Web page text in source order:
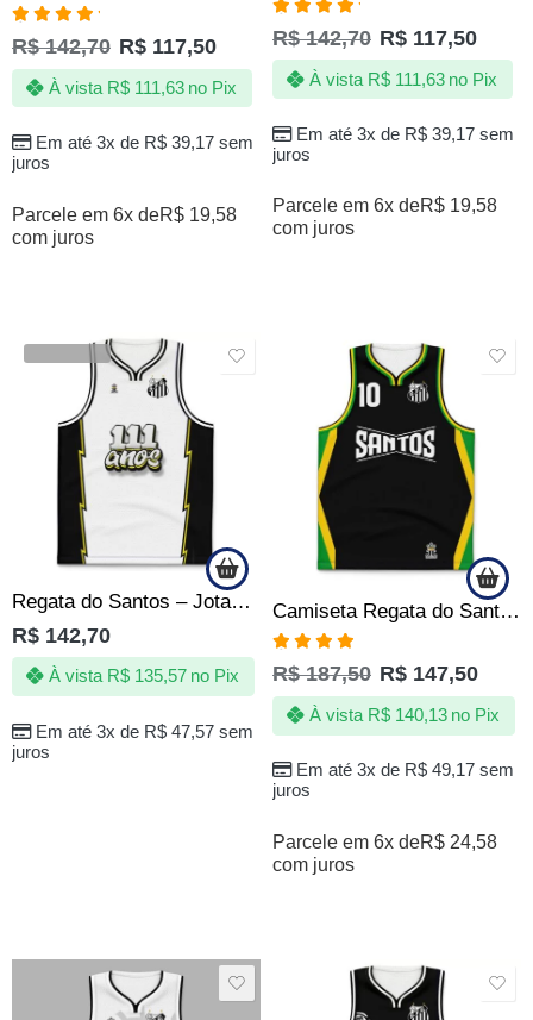
Avaliação
5.00de 5
R$142,70 R$ 117,50
Em até 3x de R$39,17sem
juros
À vista R$111,63 no Pix
Parcele em 6x deR$ 19,58
com juros
Avaliação
5.00de 5
R$142,70 R$ 117,50
Em até 3x de R$39,17sem
juros
À vista R$111,63 no Pix
Parcele em 6x deR$ 19,58
com juros
Regata do Santos – Jotaz – 111 anos de alegria – Masculino
R$ 142,70
Em até 3x de R$47,57sem
juros
À vista R$135,57 no Pix
Camiseta Regata do Santos Reggae Jamaica – Produto Oficial
Avaliação
4.80de 5
R$187,50 R$ 147,50
Em até 3x de R$49,17sem
juros
À vista R$140,13 no Pix
Parcele em 6x deR$ 24,58
com juros